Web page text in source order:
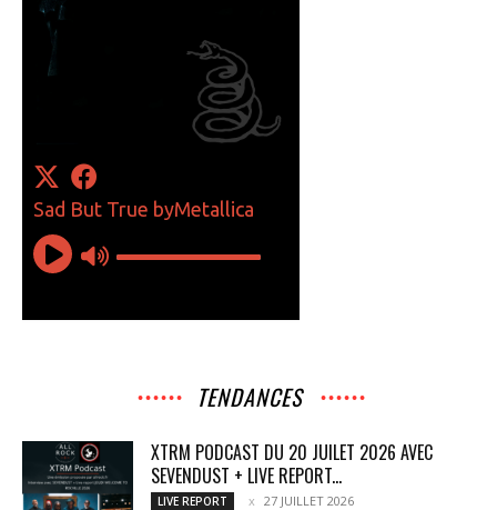
TENDANCES
XTRM PODCAST DU 20 JUILET 2026 AVEC
SEVENDUST + LIVE REPORT...
LIVE REPORT 27 JUILLET 2026